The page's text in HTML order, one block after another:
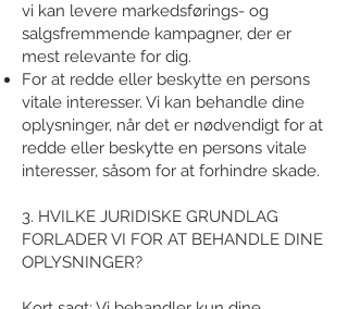
vi kan levere markedsførings- og
salgsfremmende kampagner, der er
mest relevante for dig.
For at redde eller beskytte en persons
vitale interesser. Vi kan behandle dine
oplysninger, når det er nødvendigt for at
redde eller beskytte en persons vitale
interesser, såsom for at forhindre skade.
3. HVILKE JURIDISKE GRUNDLAG
FORLADER VI FOR AT BEHANDLE DINE
OPLYSNINGER?